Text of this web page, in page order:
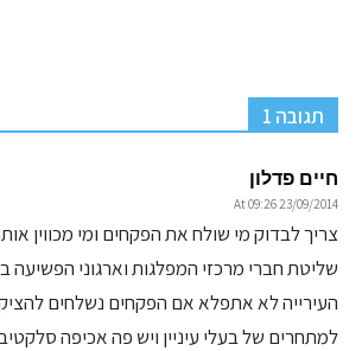
תגובה 1
חיים פדלון
23/09/2014 At 09:26
צריך לבדוק מי שולח את הפקחים ומי מכווין
שליטת חברי מרכזי המפלגות וארגוני הפשיעה
העירייה לא אתפלא אם הפקחים נשלחים
למתחרים של בעלי עיניין ויש פה אכיפה